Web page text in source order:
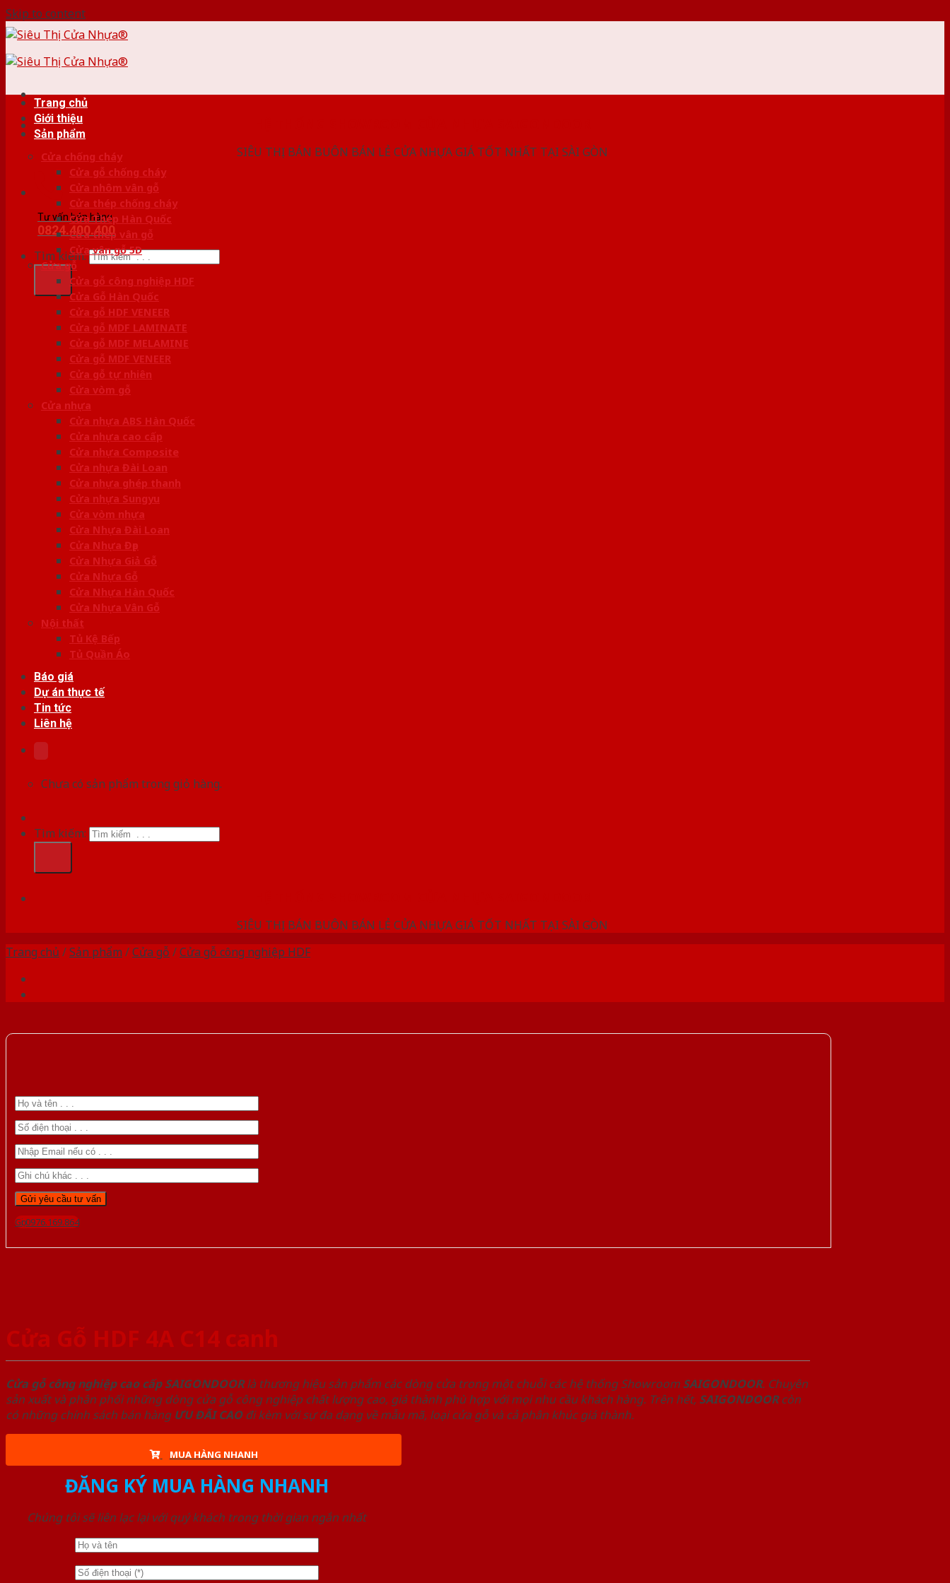
Skip to content
SIÊU THỊ BÁN BUÔN BÁN LẺ CỬA NHỰA GIÁ TỐT NHẤT TẠI SÀI GÒN
Tư vấn bán hàng
0824.400.400
Tìm kiếm:
Trang chủ
Giới thiệu
Sản phẩm
Cửa chống cháy
Cửa gỗ chống cháy
Cửa nhôm vân gỗ
Cửa thép chống cháy
Cửa Thép Hàn Quốc
Cửa thép vân gỗ
Cửa vân gỗ 5D
Cửa gỗ
Cửa gỗ công nghiệp HDF
Cửa Gỗ Hàn Quốc
Cửa gỗ HDF VENEER
Cửa gỗ MDF LAMINATE
Cửa gỗ MDF MELAMINE
Cửa gỗ MDF VENEER
Cửa gỗ tự nhiên
Cửa vòm gỗ
Cửa nhựa
Cửa nhựa ABS Hàn Quốc
Cửa nhựa cao cấp
Cửa nhựa Composite
Cửa nhựa Đài Loan
Cửa nhựa ghép thanh
Cửa nhựa Sungyu
Cửa vòm nhựa
Cửa Nhựa Đài Loan
Cửa Nhựa Đẹp
Cửa Nhựa Giả Gỗ
Cửa Nhựa Gỗ
Cửa Nhựa Hàn Quốc
Cửa Nhựa Vân Gỗ
Nội thất
Tủ Kệ Bếp
Tủ Quần Áo
Báo giá
Dự án thực tế
Tin tức
Liên hệ
Chưa có sản phẩm trong giỏ hàng.
Tìm kiếm:
SIÊU THỊ BÁN BUÔN BÁN LẺ CỬA NHỰA GIÁ TỐT NHẤT TẠI SÀI GÒN
Trang chủ /Sản phẩm /Cửa gỗ /Cửa gỗ công nghiệp HDF
Gọi 0976.169.864
Cửa Gỗ HDF 4A C14 canh
Cửa gỗ công nghiệp cao cấp SAIGONDOORlà thương hiệu sản phẩm các dòng cửa trong một chuỗi các hệ thống Showroom SAIGONDOOR. Chuyên
sản xuất và phân phối những dòng cửa gỗ công nghiệp chất lượng cao, giá thành phù hợp với mọi nhu cầu khách hàng. Trên hết, SAIGONDOORcòn
có những chính sách bán hàng ƯU ĐÃI CAOđi kèm với sự đa dạng về mẫu mã, loại cửa gỗ và cả phân khúc giá thành.
MUA HÀNG NHANH
ĐĂNG KÝ MUA HÀNG NHANH
Chúng tôi sẽ liên lạc lại với quý khách trong thời gian ngắn nhất